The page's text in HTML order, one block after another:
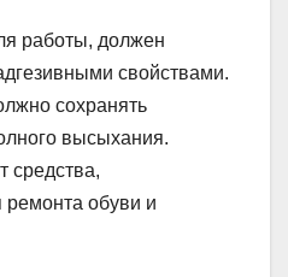
работы, должен
свойствами.
сохранять
высыхания.
средства,
обуви и